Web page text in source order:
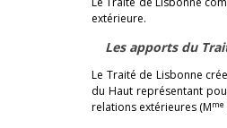
extérieure.
Les apports du
Le Traité de Lisbonne
du Haut représentant
relations extérieures (Mme